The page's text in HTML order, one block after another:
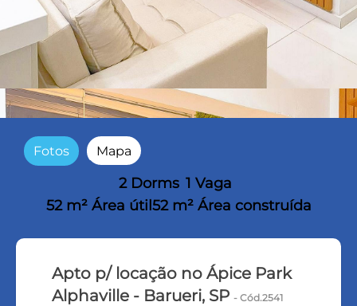
Fotos Mapa
2 Dorms 1 Vaga
52 m² Área útil 52 m² Área construída
Apto p/ locação no Ápice Park
Alphaville - Barueri, SP- Cód.2541